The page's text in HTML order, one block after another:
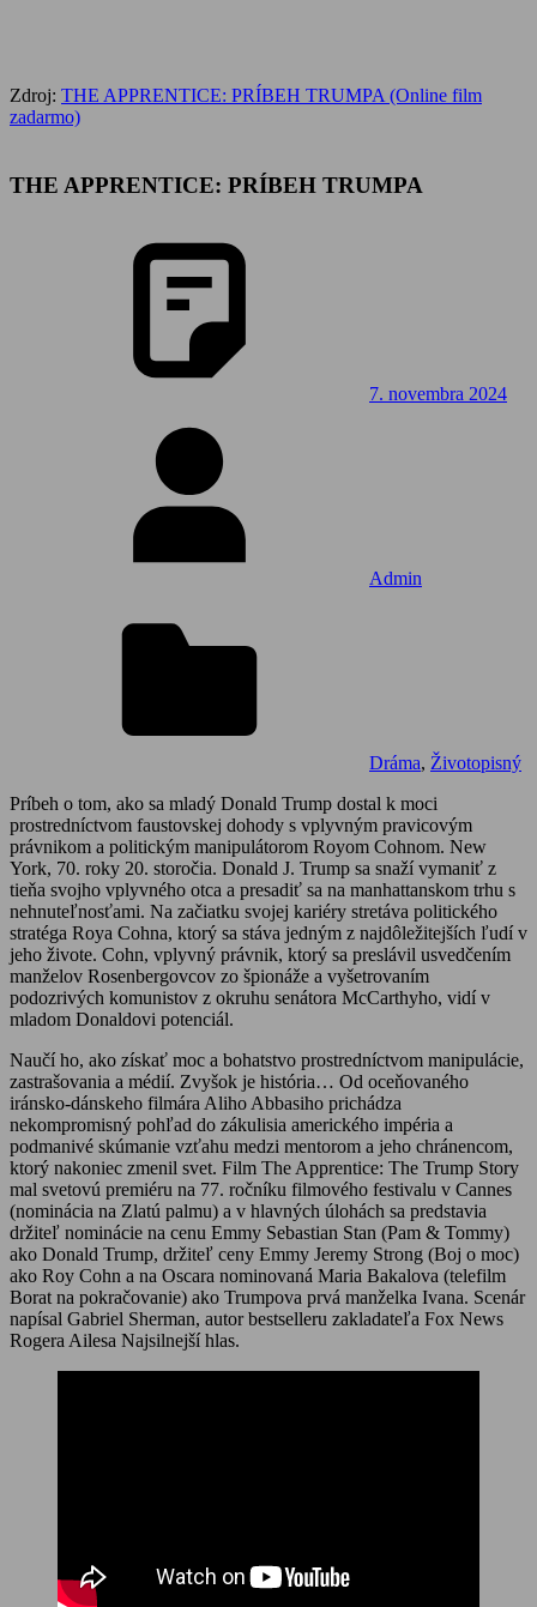
Zdroj: THE APPRENTICE: PRÍBEH TRUMPA (Online film
zadarmo)
THE APPRENTICE: PRÍBEH TRUMPA
7. novembra 2024
Admin
Dráma, Životopisný
Príbeh o tom, ako sa mladý Donald Trump dostal k moci
prostredníctvom faustovskej dohody s vplyvným pravicovým
právnikom a politickým manipulátorom Royom Cohnom. New
York, 70. roky 20. storočia. Donald J. Trump sa snaží vymaniť z
tieňa svojho vplyvného otca a presadiť sa na manhattanskom trhu s
nehnuteľnosťami. Na začiatku svojej kariéry stretáva politického
stratéga Roya Cohna, ktorý sa stáva jedným z najdôležitejších ľudí v
jeho živote. Cohn, vplyvný právnik, ktorý sa preslávil usvedčením
manželov Rosenbergovcov zo špionáže a vyšetrovaním
podozrivých komunistov z okruhu senátora McCarthyho, vidí v
mladom Donaldovi potenciál.
Naučí ho, ako získať moc a bohatstvo prostredníctvom manipulácie,
zastrašovania a médií. Zvyšok je história… Od oceňovaného
iránsko-dánskeho filmára Aliho Abbasiho prichádza
nekompromisný pohľad do zákulisia amerického impéria a
podmanivé skúmanie vzťahu medzi mentorom a jeho chránencom,
ktorý nakoniec zmenil svet. Film The Apprentice: The Trump Story
mal svetovú premiéru na 77. ročníku filmového festivalu v Cannes
(nominácia na Zlatú palmu) a v hlavných úlohách sa predstavia
držiteľ nominácie na cenu Emmy Sebastian Stan (Pam & Tommy)
ako Donald Trump, držiteľ ceny Emmy Jeremy Strong (Boj o moc)
ako Roy Cohn a na Oscara nominovaná Maria Bakalova (telefilm
Borat na pokračovanie) ako Trumpova prvá manželka Ivana. Scenár
napísal Gabriel Sherman, autor bestselleru zakladateľa Fox News
Rogera Ailesa Najsilnejší hlas.